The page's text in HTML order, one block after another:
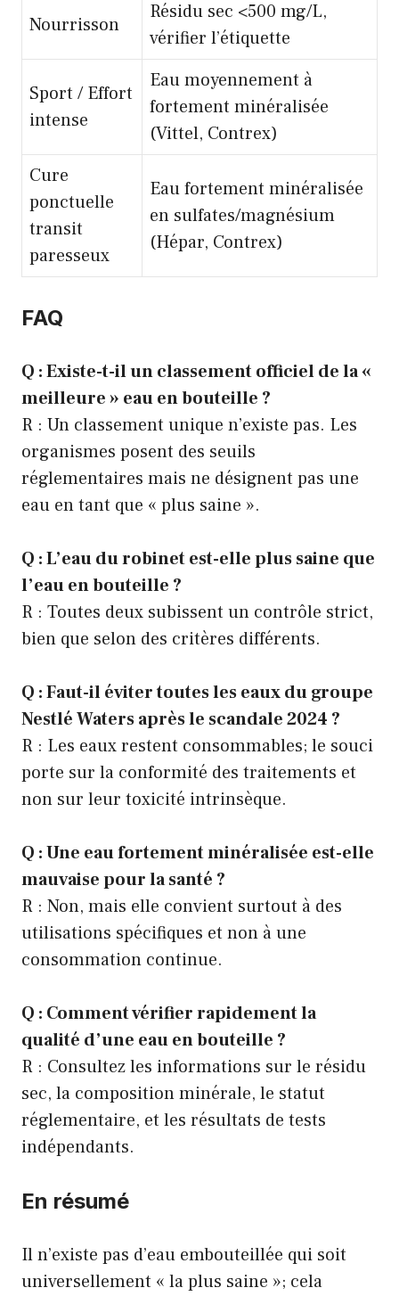
Nourrisson
Résidu sec <500 mg/L,
vérifier l’étiquette
Sport / Effort
intense
Eau moyennement à
fortement minéralisée
(Vittel, Contrex)
Cure
ponctuelle
transit
paresseux
Eau fortement minéralisée
en sulfates/magnésium
(Hépar, Contrex)
FAQ
Q : Existe-t-il un classement officiel de la «
meilleure » eau en bouteille ?
R : Un classement unique n’existe pas. Les
organismes posent des seuils
réglementaires mais ne désignent pas une
eau en tant que « plus saine ».
Q : L’eau du robinet est-elle plus saine que
l’eau en bouteille ?
R : Toutes deux subissent un contrôle strict,
bien que selon des critères différents.
Q : Faut-il éviter toutes les eaux du groupe
Nestlé Waters après le scandale 2024 ?
R : Les eaux restent consommables; le souci
porte sur la conformité des traitements et
non sur leur toxicité intrinsèque.
Q : Une eau fortement minéralisée est-elle
mauvaise pour la santé ?
R : Non, mais elle convient surtout à des
utilisations spécifiques et non à une
consommation continue.
Q : Comment vérifier rapidement la
qualité d’une eau en bouteille ?
R : Consultez les informations sur le résidu
sec, la composition minérale, le statut
réglementaire, et les résultats de tests
indépendants.
En résumé
Il n’existe pas d’eau embouteillée qui soit
universellement « la plus saine »; cela